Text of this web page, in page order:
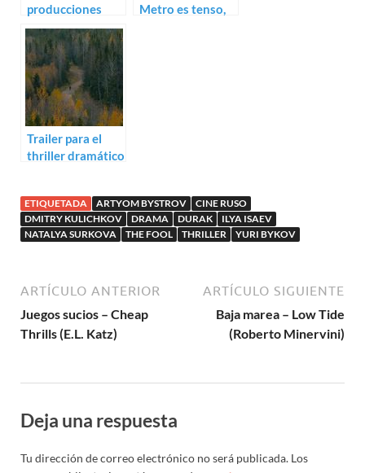
producciones
rusas sí molan:
Trailer de Metro
Metro es tenso,
Trailer para el
thriller dramático
ETIQUETADA ARTYOM BYSTROV
CINE RUSO
DMITRY KULICHKOV
DRAMA DURAK
ILYA ISAEV
NATALYA SURKOVA
THE FOOL THRILLER YURI BYKOV
ARTÍCULO ANTERIOR
Juegos sucios – Cheap
Thrills (E.L. Katz)
ARTÍCULO SIGUIENTE
Baja marea – Low Tide
(Roberto Minervini)
Deja una respuesta
Tu dirección de correo electrónico no será publicada. Los